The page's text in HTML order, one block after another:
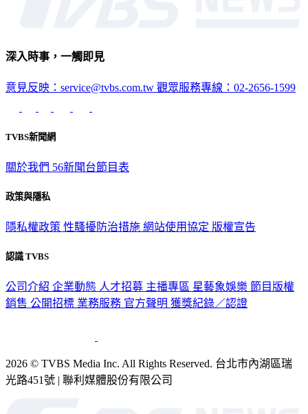
深入時事，一觸即見
意見反映：service@tvbs.com.tw 觀眾服務專線：02-2656-1599
TVBS新聞網
關於我們 56新聞台節目表
政策與隱私
隱私權政策 性騷擾防治措施 網站使用協定 版權宣告
認識 TVBS
公司介紹 企業動態 人才招募 主播專區 星藝象娛樂 節目版權
銷售 公開招標 業務服務 官方聲明 獲獎紀錄／認證
2026 © TVBS Media Inc. All Rights Reserved. 台北市內湖區瑞
光路451號 | 聯利媒體股份有限公司